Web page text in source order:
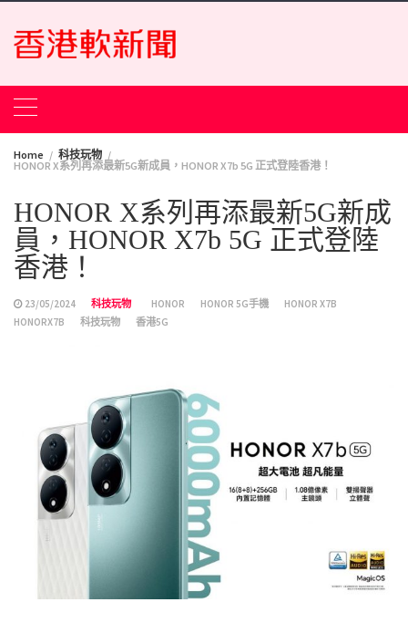
Skip
content
Home
科技玩物
HONOR X系列再添最新5G新成員，HONOR X7b 5G 正式登陸香港！
HONOR X系列再添最新5G新成
員，HONOR X7b 5G 正式登陸
香港！
23/05/2024 科技玩物 HONOR HONOR 5G手機
HONOR X7B
HONORX7B
科技玩物 香港5G